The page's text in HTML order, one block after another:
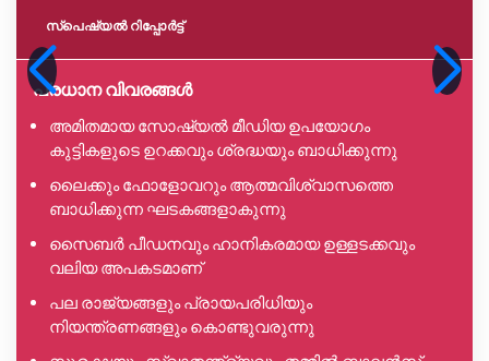
സ്പെഷ്യൽ റിപ്പോര്‍ട്ട്
പ്രധാന വിവരങ്ങൾ
അമിതമായ സോഷ്യൽ മീഡിയ ഉപയോഗം
കുട്ടികളുടെ ഉറക്കവും ശ്രദ്ധയും ബാധിക്കുന്നു
ലൈക്കും ഫോളോവറും ആത്മവിശ്വാസത്തെ
ബാധിക്കുന്ന ഘടകങ്ങളാകുന്നു
സൈബർ പീഡനവും ഹാനികരമായ ഉള്ളടക്കവും
വലിയ അപകടമാണ്
പല രാജ്യങ്ങളും പ്രായപരിധിയും
നിയന്ത്രണങ്ങളും കൊണ്ടുവരുന്നു